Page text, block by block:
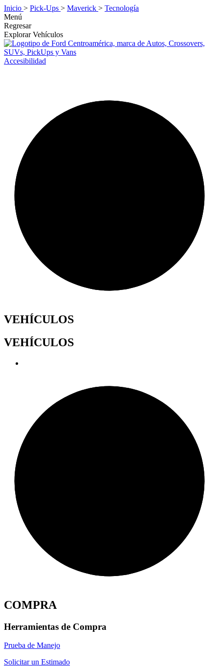
Inicio > Pick-Ups > Maverick > Tecnología
Menú
Regresar
Explorar Vehículos
Accesibilidad
VEHÍCULOS
VEHÍCULOS
COMPRA
Herramientas de Compra
Prueba de Manejo
Solicitar un Estimado